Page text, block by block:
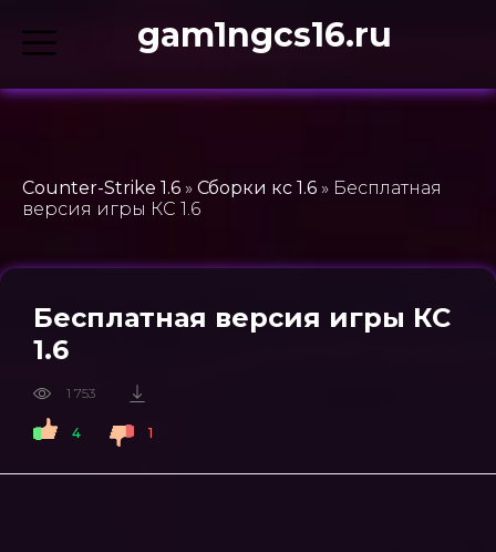
gam1ngcs16.ru
Counter-Strike 1.6 » Сборки кс 1.6 » Бесплатная
версия игры КС 1.6
Бесплатная версия игры КС
1.6
1 753
4 1